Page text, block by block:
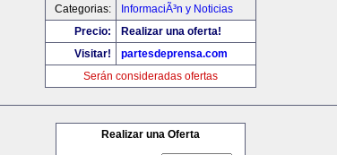
Categorias:
InformaciÃ³n y Noticias
Precio:
Realizar una oferta!
Visitar!
partesdeprensa.com
Serán consideradas ofertas
Realizar una Oferta